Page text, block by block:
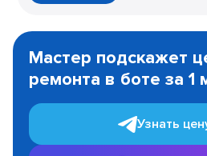
1
Мастер подскажет
ремонта в боте за 1
Узнать